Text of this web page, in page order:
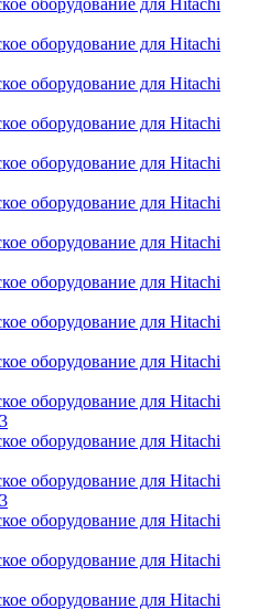
оборудование для Hitachi
оборудование для Hitachi
оборудование для Hitachi
оборудование для Hitachi
оборудование для Hitachi
оборудование для Hitachi
оборудование для Hitachi
оборудование для Hitachi
оборудование для Hitachi
оборудование для Hitachi
оборудование для Hitachi
оборудование для Hitachi
оборудование для Hitachi
оборудование для Hitachi
оборудование для Hitachi
оборудование для Hitachi